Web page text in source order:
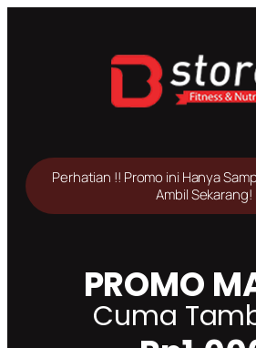
Perhatian !! Promo ini Hanya
Ambil Sekarang!
PROMO
Cuma